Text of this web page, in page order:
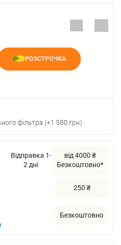
РОЗСТРОЧКА
фільтра (+1 580 грн)
Відправка 1-
2 дні
від 4000 ₴
Безкоштовно*
250 ₴
Безкоштовно